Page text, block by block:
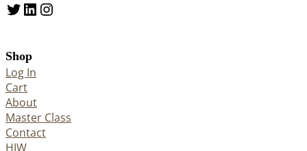
Twitter LinkedIn Instagram
Shop
Log In
Cart
About
Master Class
Contact
HJW